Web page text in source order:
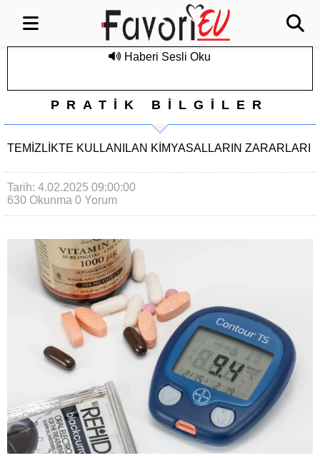
Haberi Sesli Oku
PRATİK BİLGİLER
TEMIZLIKTE KULLANILAN KIMYASALLARIN ZARARLARI
Tarih: 4.02.2025 09:00:00
630 Okunma 0 Yorum